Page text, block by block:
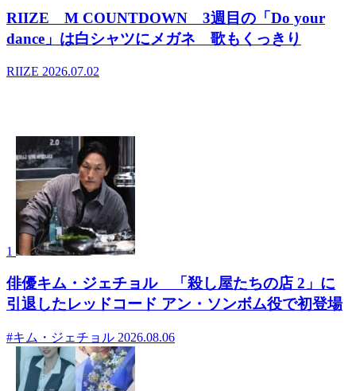
RIIZE M COUNTDOWN 3週目の「Do your
dance」は白シャツにメガネ 歌もくっきり
RIIZE 2026.07.02
1
俳優キム・ジェチョル 「殺し屋たちの店 2」に
引退したレッドコード アン・ソンボム役で初登場
#キム・ジェチョル 2026.08.06